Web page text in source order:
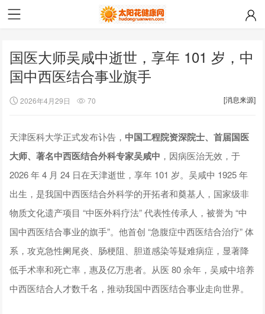
国医大师吴咸中逝世，享年 101 岁，中
国中西医结合事业旗手
2026年4月29日 70 [消息来源]
天津医科大学正式发布讣告，中国工程院资深院士、首届国医
大师、著名中西医结合外科专家吴咸中 ，因病医治无效，于
2026 年 4 月 24 日在天津逝世，享年 101 岁。吴咸中 1925 年
出生，是我国中西医结合外科学的开拓者和奠基人，国家级非
物质文化遗产项目 “中医外科疗法” 代表性传承人，被誉为 “中
国中西医结合事业的旗手”。他首创 “急腹症中西医结合治疗” 体
系，攻克急性阑尾炎、肠梗阻、胆道感染等疑难病症，显著降
低手术率和死亡率，惠及亿万患者。从医 80 余年，吴咸中培养
中西医结合人才数千名，推动我国中西医结合事业走向世界。